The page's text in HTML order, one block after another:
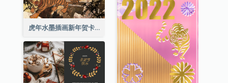
虎年水墨插画新年贺卡